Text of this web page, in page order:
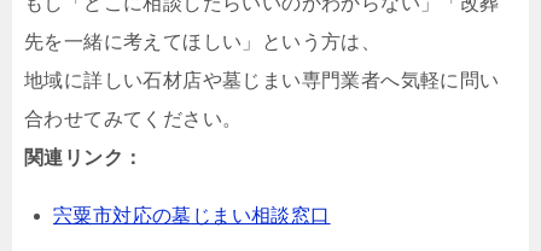
先を一緒に考えてほしい」という方は、
地域に詳しい石材店や墓じまい専門業者へ気軽に問い
合わせてみてください。
関連リンク：
宍粟市対応の墓じまい相談窓口